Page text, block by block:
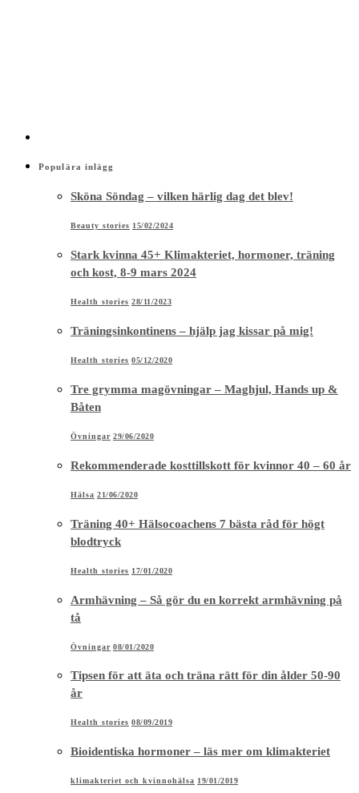
Populära inlägg
Sköna Söndag – vilken härlig dag det blev!
Beauty stories 15/02/2024
Stark kvinna 45+ Klimakteriet, hormoner, träning
och kost, 8-9 mars 2024
Health stories 28/11/2023
Träningsinkontinens – hjälp jag kissar på mig!
Health stories 05/12/2020
Tre grymma magövningar – Maghjul, Hands up &
Båten
Övningar 29/06/2020
Rekommenderade kosttillskott för kvinnor 40 – 60 år
Hälsa 21/06/2020
Träning 40+ Hälsocoachens 7 bästa råd för högt
blodtryck
Health stories 17/01/2020
Armhävning – Så gör du en korrekt armhävning på
tå
Övningar 08/01/2020
Tipsen för att äta och träna rätt för din ålder 50-90
år
Health stories 08/09/2019
Bioidentiska hormoner – läs mer om klimakteriet
klimakteriet och kvinnohälsa 19/01/2019